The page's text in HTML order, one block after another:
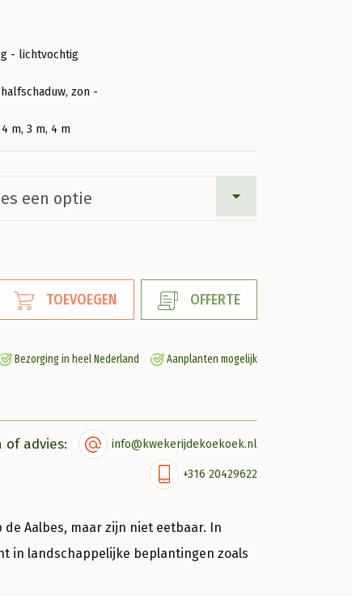
- lichtvochtig
zon -
m, 3 m, 4 m
TOEVOEGEN OFFERTE
Bezorging in heel Nederland Aanplanten mogelijk
of advies: info@kwekerijdekoekoek.nl
+316 20429622
Aalbes, maar zijn niet eetbaar. In
in landschappelijke beplantingen zoals